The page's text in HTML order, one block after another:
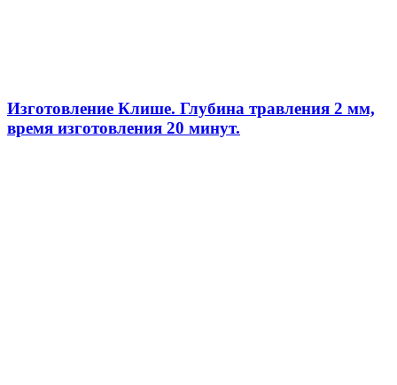
Изготовление Клише. Глубина травления 2 мм,
время изготовления 20 минут.